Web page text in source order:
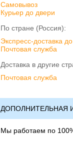
Cамовывоз
Курьер до двери
По стране (Россия):
Экспресс-доставка
Почтовая служба
Доставка в другие
Почтовая служба
ДОПОЛНИТЕЛЬНАЯ
Мы работаем по